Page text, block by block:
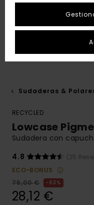
Sudaderas &
RECYCLED
Lowcase
Sudadera con
4.8
(25
ECO-BONUS
75,00 €
63%
28,12 €